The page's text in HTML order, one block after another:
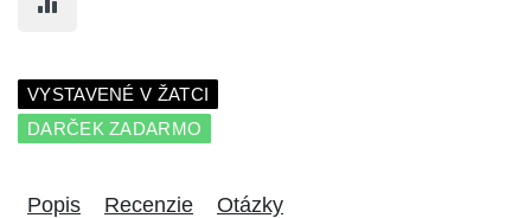
VYSTAVENÉ V ŽATCI
DARČEK ZADARMO
Popis Recenzie Otázky